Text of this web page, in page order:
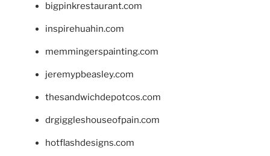
bigpinkrestaurant.com
inspirehuahin.com
memmingerspainting.com
jeremypbeasley.com
thesandwichdepotcos.com
drgiggleshouseofpain.com
hotflashdesigns.com